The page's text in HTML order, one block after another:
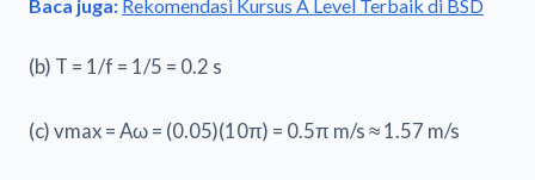
Baca juga: Rekomendasi Kursus A Level Terbaik di BSD
(b) T = 1/f = 1/5 = 0.2 s
(c) vmax = Aω = (0.05)(10π) = 0.5π m/s ≈ 1.57 m/s